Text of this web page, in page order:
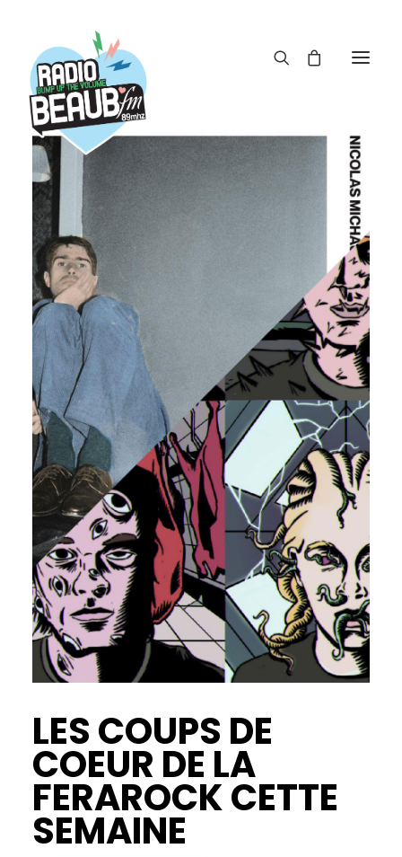
ACTUS
REPLAY
ÉMISSIONS
BOUTIQUE
LES COUPS DE
COEUR DE LA
FERAROCK CETTE
SEMAINE